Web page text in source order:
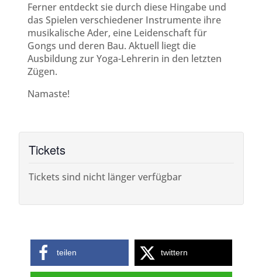
Ferner entdeckt sie durch diese Hingabe und
das Spielen verschiedener Instrumente ihre
musikalische Ader, eine Leidenschaft für
Gongs und deren Bau. Aktuell liegt die
Ausbildung zur Yoga-Lehrerin in den letzten
Zügen.
Namaste!
Tickets
Tickets sind nicht länger verfügbar
teilen twittern